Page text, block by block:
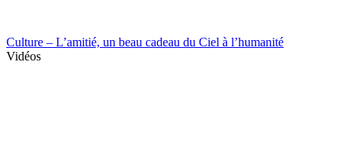
Culture – L’amitié, un beau cadeau du Ciel à l’humanité
Vidéos